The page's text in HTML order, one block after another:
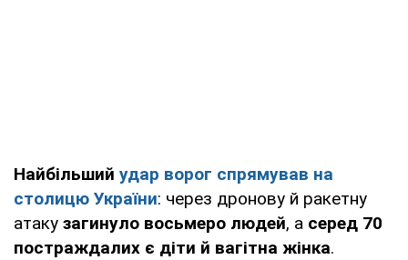
Найбільший удар ворог спрямував на
столицю України: через дронову й ракетну
атаку загинуло восьмеро людей, а серед 70
постраждалих є діти й вагітна жінка.